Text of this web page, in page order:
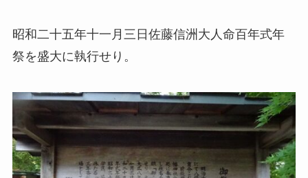
昭和二十五年十一月三日佐藤信洲 大人命百年式年
祭を盛大に執行せり。